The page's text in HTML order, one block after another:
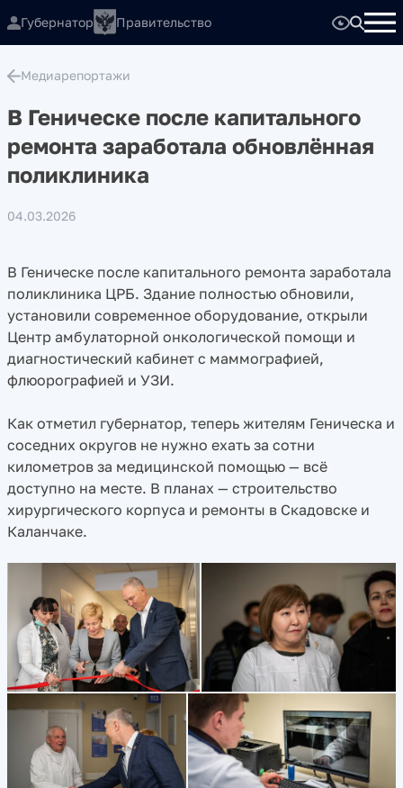
Губернатор Правительство
Медиарепортажи
В Геническе после капитального
ремонта заработала обновлённая
поликлиника
04.03.2026
В Геническе после капитального ремонта заработала
поликлиника ЦРБ. Здание полностью обновили,
установили современное оборудование, открыли
Центр амбулаторной онкологической помощи и
диагностический кабинет с маммографией,
флюорографией и УЗИ.
Как отметил губернатор, теперь жителям Геническа и
соседних округов не нужно ехать за сотни
километров за медицинской помощью — всё
доступно на месте. В планах — строительство
хирургического корпуса и ремонты в Скадовске и
Каланчаке.